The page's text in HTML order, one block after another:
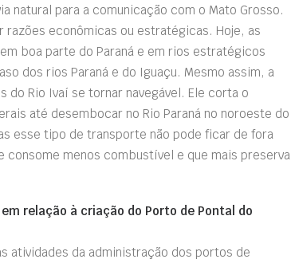
natural para a comunicação com o Mato Grosso.
razões econômicas ou estratégicas. Hoje, as
boa parte do Paraná e em rios estratégicos
dos rios Paraná e do Iguaçu. Mesmo assim, a
Rio Ivaí se tornar navegável. Ele corta o
até desembocar no Rio Paraná no noroeste do
esse tipo de transporte não pode ficar de fora
consome menos combustível e que mais preserva
relação à criação do Porto de Pontal do
atividades da administração dos portos de